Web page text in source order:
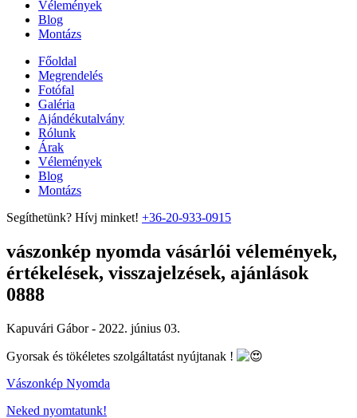
Vélemények
Blog
Montázs
Főoldal
Megrendelés
Fotófal
Galéria
Ajándékutalvány
Rólunk
Árak
Vélemények
Blog
Montázs
Segíthetünk? Hívj minket! +36-20-933-0915
vászonkép nyomda vásárlói vélemények,
értékelések, visszajelzések, ajánlások
0888
Kapuvári Gábor - 2022. június 03.
Gyorsak és tökéletes szolgáltatást nyújtanak !
Vászonkép Nyomda
Neked nyomtatunk!